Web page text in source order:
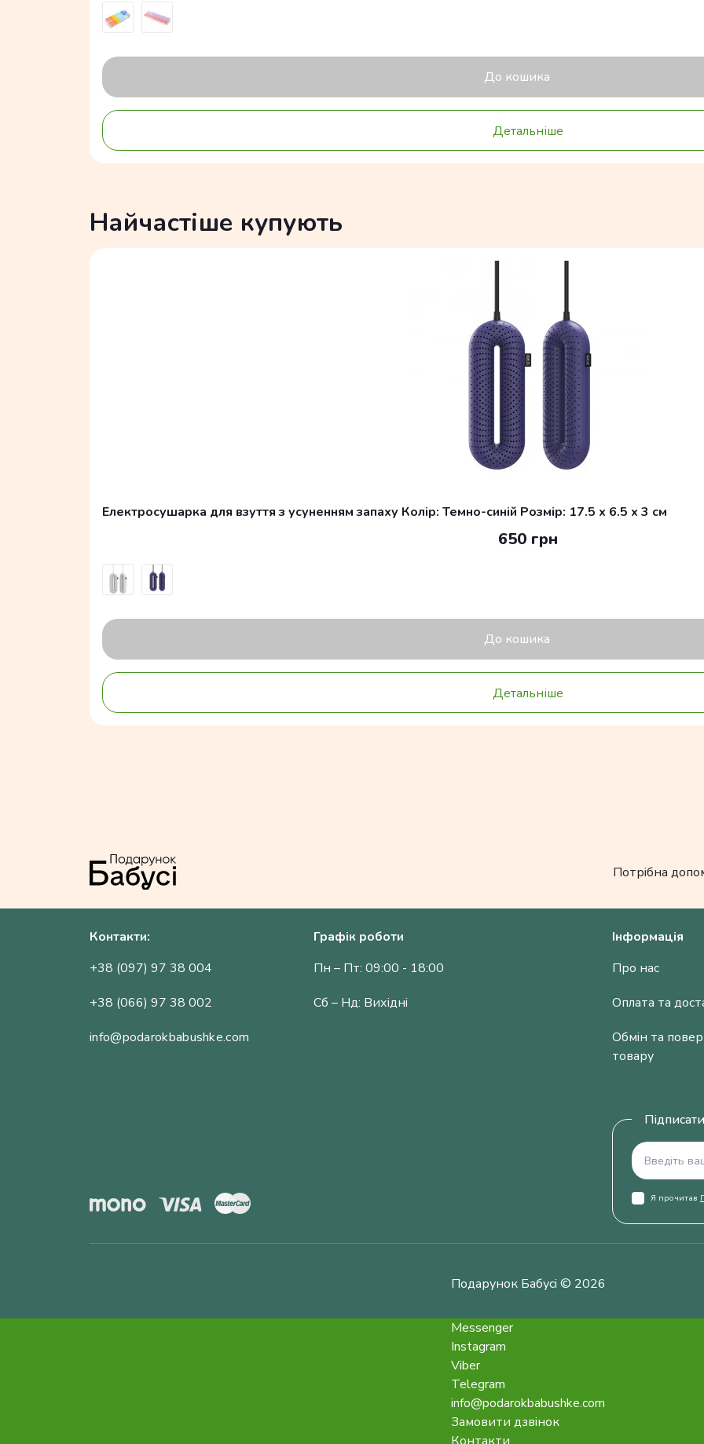
До кошика
Детальніше
Найчастіше купують
Електросушарка для взуття з усуненням запаху Колір: Темно-синій Розмір: 17.5 x 6.5 x 3 см
650 грн
До кошика
Детальніше
Потрібна
Контакти:
+38 (097) 97 38 004
+38 (066) 97 38 002
info@podarokbabushke.com
Графік роботи
Пн – Пт: 09:00 - 18:00
Сб – Нд: Вихідні
Інформація
Про нас
Оплата та
Обмін та
товару
Я прочитав
Подарунок Бабусі © 2026
Messenger
Instagram
Viber
Telegram
info@podarokbabushke.com
Замовити дзвінок